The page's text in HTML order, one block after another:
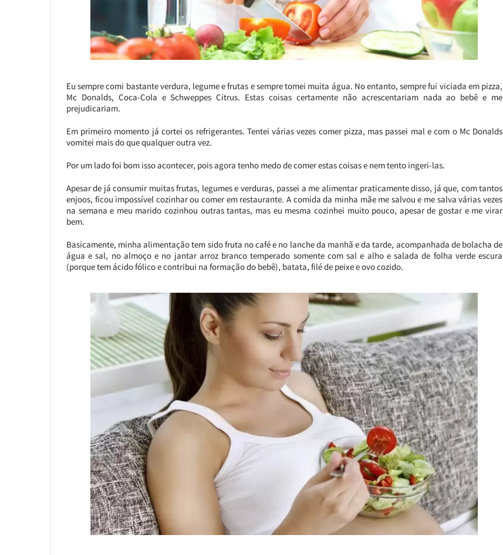
Eu sempre comi bastante verdura, legume e frutas e sempre tomei muita água. No entanto, sempre fui viciada em pizza,
Mc Donalds, Coca-Cola e Schweppes Citrus. Estas coisas certamente não acrescentariam nada ao bebê e me
prejudicariam.
Em primeiro momento já cortei os refrigerantes. Tentei várias vezes comer pizza, mas passei mal e com o Mc Donalds
vomitei mais do que qualquer outra vez.
Por um lado foi bom isso acontecer, pois agora tenho medo de comer estas coisas e nem tento ingeri-las.
Apesar de já consumir muitas frutas, legumes e verduras, passei a me alimentar praticamente disso, já que, com tantos
enjoos, ficou impossível cozinhar ou comer em restaurante. A comida da minha mãe me salvou e me salva várias vezes
na semana e meu marido cozinhou outras tantas, mas eu mesma cozinhei muito pouco, apesar de gostar e me virar
bem.
Basicamente, minha alimentação tem sido fruta no café e no lanche da manhã e da tarde, acompanhada de bolacha de
água e sal, no almoço e no jantar arroz branco temperado somente com sal e alho e salada de folha verde escura
(porque tem ácido fólico e contribui na formação do bebê), batata, filé de peixe e ovo cozido.